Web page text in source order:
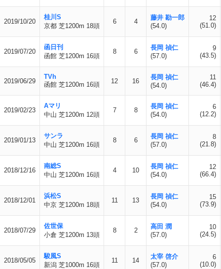
2019/10/20
桂川S
京都 芝1200m 18頭
6 4
藤井 勘一郎
(54.0)
12
(51.0)
2019/07/20
函日刊
函館 芝1200m 16頭
8 6
長岡 禎仁
(57.0)
9
(43.5)
2019/06/29
TVh
函館 芝1200m 16頭
12 16
長岡 禎仁
(54.0)
11
(46.4)
2019/02/23
Aマリ
中山 芝1200m 12頭
7 8
長岡 禎仁
(54.0)
6
(12.2)
2019/01/13
サンラ
中山 芝1200m 16頭
8 6
長岡 禎仁
(57.0)
8
(21.8)
2018/12/16
南総S
中山 芝1200m 16頭
4 10
長岡 禎仁
(54.0)
12
(66.4)
2018/12/01
浜松S
中京 芝1200m 18頭
11 13
長岡 禎仁
(54.0)
15
(73.9)
2018/07/29
佐世保
小倉 芝1200m 13頭
8 2
高田 潤
(57.0)
10
(24.5)
2018/05/05
駿風S
新潟 芝1000m 16頭
11 14
太宰 啓介
(57.0)
6
(10.0)